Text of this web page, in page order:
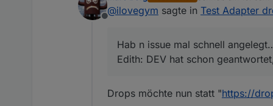
Offline
zuletzt editiert von
@ilovegym sagte in Test Adapter
Hab n issue mal schnell
Edith: DEV hat schon
Drops möchte nun statt "https://